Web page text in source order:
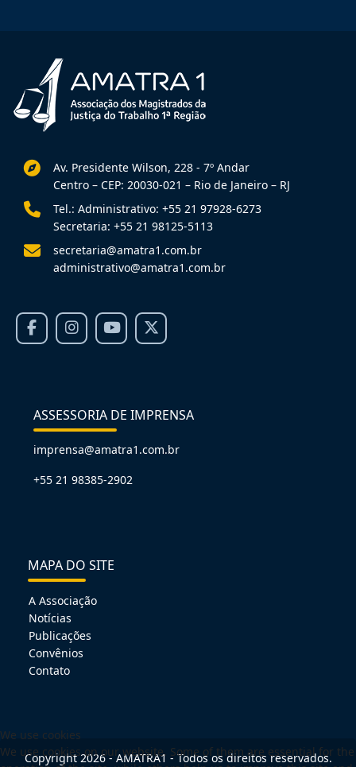
Av. Presidente Wilson, 228 - 7º Andar
Centro – CEP: 20030-021 – Rio de Janeiro – RJ
Tel.: Administrativo: +55 21 97928-6273
Secretaria: +55 21 98125-5113
secretaria@amatra1.com.br
administrativo@amatra1.com.br
ASSESSORIA DE IMPRENSA
imprensa@amatra1.com.br
+55 21 98385-2902
MAPA DO SITE
A Associação
Notícias
Publicações
Convênios
Contato
Copyright 2026 - AMATRA1 - Todos os direitos reservados.
We use cookies
We use cookies on our website. Some of them are essential for the